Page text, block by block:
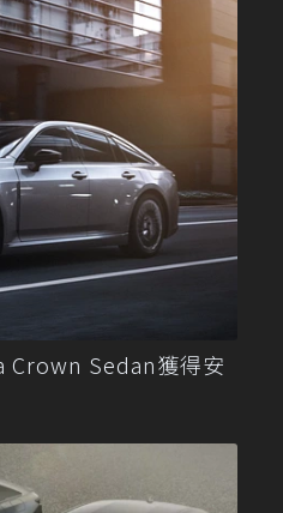
Crown Sedan獲得安